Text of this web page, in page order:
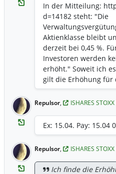
In der Mitteilung:
d=14182 steht: "Die
Aktienklasse bleibt
derzeit bei 0,45 %.
Investoren werden
erhöht." Soweit ich
gilt die Erhöhung für
Was heisst das jetzt
im Detail? Wir könne
zwischen
Aktienklasse" in dem
unterscheiden....
Repulsor, ISHARES
Ex: 15.04. Pay: 15.04
Repulsor, ISHARES
Ich finde die